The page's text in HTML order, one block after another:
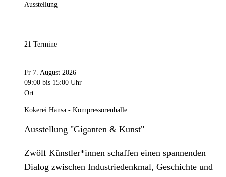
Ausstellung
21 Termine
Fr 7. August 2026
09:00 bis 15:00 Uhr
Ort
Kokerei Hansa - Kompressorenhalle
Ausstellung "Giganten & Kunst"
Zwölf Künstler*innen schaffen einen spannenden
Dialog zwischen Industriedenkmal, Geschichte und